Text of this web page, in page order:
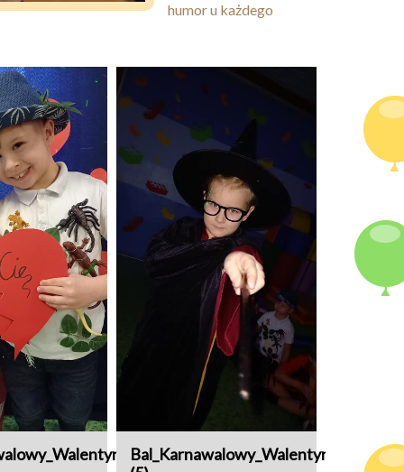
humor u każdego
Bal_Karnawalowy_Walentynki